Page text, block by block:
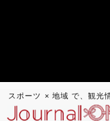
スポーツ × 地域 で、観光